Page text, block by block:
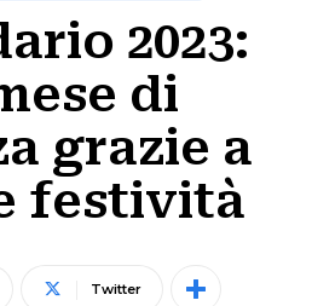
2023:
di
grazie a
festività
Twitter